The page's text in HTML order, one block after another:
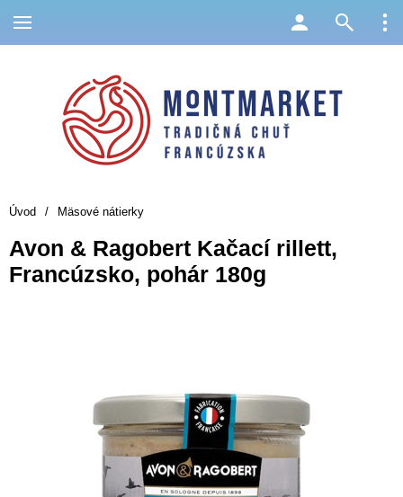
Úvod / Mäsové nátierky
Avon & Ragobert Kačací rillett,
Francúzsko, pohár 180g